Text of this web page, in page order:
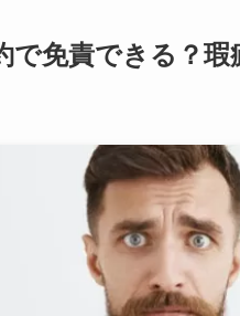
で免責できる？